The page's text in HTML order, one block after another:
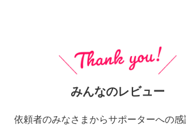
みんなのレビュー
依頼者のみなさまからサポーターへの感